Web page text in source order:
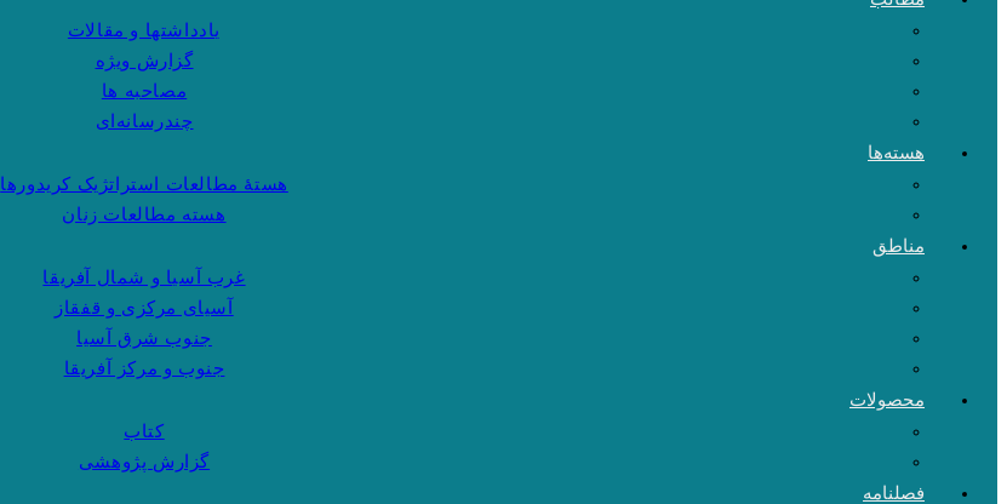
یادداشتها و مقالات
گزارش ویژه
مصاحبه ها
چندرسانه‌ای
هسته‌ها
هستهٔ مطالعات استراتژیک کریدورها
هسته مطالعات زنان
مناطق
غرب آسیا و شمال آفریقا
آسیای مرکزی و قفقاز
جنوب شرق آسیا
جنوب و مرکز آفریقا
محصولات
کتاب
گزارش پژوهشی
فصلنامه